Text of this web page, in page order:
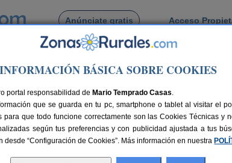
Anúnciate gratis Acceso
Busca por pueblo
de Algaidas
INFORMACIÓN BÁSICA SOBRE COOKIES
portal responsabilidad de Mario Temprado Casas.
que se guarda en tu pc, smartphone o tablet al visitar el
que todo funcione correctamente son las Cookies Técnicas y
según tus preferencias y con publicidad ajustada a tus
“Configuración de Cookies”. Más información en nuestra